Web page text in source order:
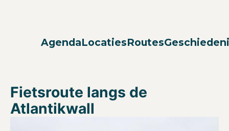
AgendaLocatiesRoutes
Fietsroute langs de
Atlantikwall